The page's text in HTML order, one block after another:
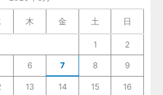
木 金 土 日
1 2
6 7 8 9
13 14 15 16